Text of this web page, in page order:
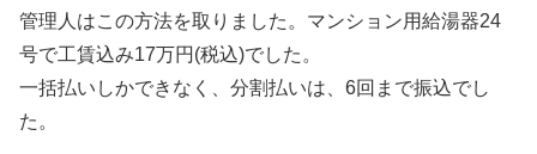
管理人はこの方法を取りました。マンション用給湯器24
号で工賃込み17万円(税込)でした。
一括払いしかできなく、分割払いは、6回まで振込でし
た。